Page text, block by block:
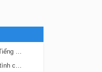
Bài 22 Đọc mở rộng trang 111 SGK Tiếng Việt 5 Kết nối tri thức tập 2
Bài 22 Luyện viết đoạn văn thể hiện tình cảm, cảm xúc về một sự việc trang 111 SGK Tiếng Việt 5 Kết nối tri thức tập 2